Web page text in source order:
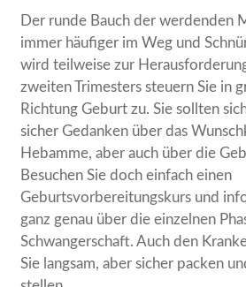
Der runde Bauch der werdenden
immer häufiger im Weg und
wird teilweise zur
zweiten Trimesters steuern Sie in
Richtung Geburt zu. Sie sollten
sicher Gedanken über das
Hebamme, aber auch über die
Besuchen Sie doch einfach einen
Geburtsvorbereitungskurs und
ganz genau über die einzelnen
Schwangerschaft. Auch den
Sie langsam, aber sicher packen